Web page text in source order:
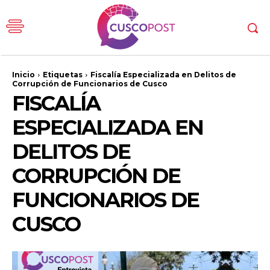
Inicio Etiquetas
Fiscalía Especializada en Delitos de
Corrupción de Funcionarios de Cusco
FISCALÍA
ESPECIALIZADA EN
DELITOS DE
CORRUPCIÓN DE
FUNCIONARIOS DE
CUSCO